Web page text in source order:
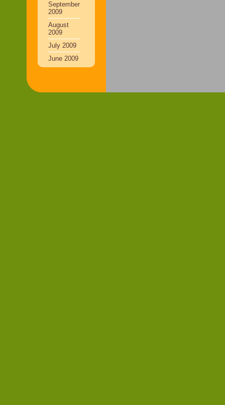
September
2009
August
2009
July 2009
June 2009